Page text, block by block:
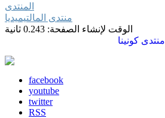
المنتدى
منتدى المالتيميديا
الوقت لإنشاء الصفحة: 0.243 ثانية
منتدى كونينا
facebook
youtube
twitter
RSS